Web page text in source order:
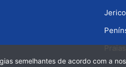
semelhantes de acordo com a